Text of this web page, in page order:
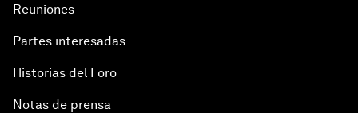
Reuniones
Partes interesadas
Historias del Foro
Notas de prensa